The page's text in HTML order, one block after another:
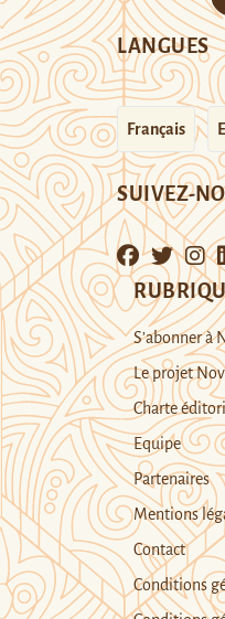
LANGUES
Français
SUIVEZ-
S’abonner à
Le projet
Charte
Equipe
Partenaires
Mentions
Contact
Conditions